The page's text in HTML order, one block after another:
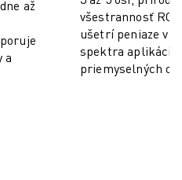
NA ZVÝŠENIE
PORTAL
až
a
všestrannosť
ušetrí peniaze v
spektra aplikácií
priemyselných